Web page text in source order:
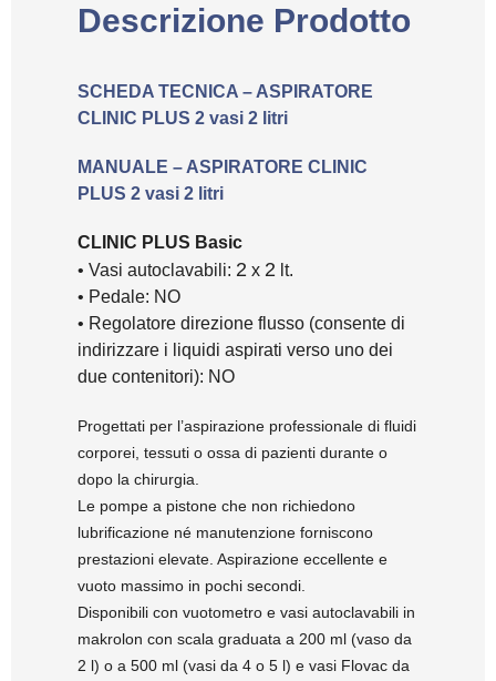
Descrizione Prodotto
SCHEDA TECNICA – ASPIRATORE
CLINIC PLUS 2 vasi 2 litri
MANUALE – ASPIRATORE CLINIC
PLUS 2 vasi 2 litri
CLINIC PLUS Basic
• Vasi autoclavabili: 2 x 2 lt.
• Pedale: NO
• Regolatore direzione flusso (consente di
indirizzare i liquidi aspirati verso uno dei
due contenitori): NO
Progettati per l’aspirazione professionale di fluidi
corporei, tessuti o ossa di pazienti durante o
dopo la chirurgia.
Le pompe a pistone che non richiedono
lubrificazione né manutenzione forniscono
prestazioni elevate. Aspirazione eccellente e
vuoto massimo in pochi secondi.
Disponibili con vuotometro e vasi autoclavabili in
makrolon con scala graduata a 200 ml (vaso da
2 l) o a 500 ml (vasi da 4 o 5 l) e vasi Flovac da